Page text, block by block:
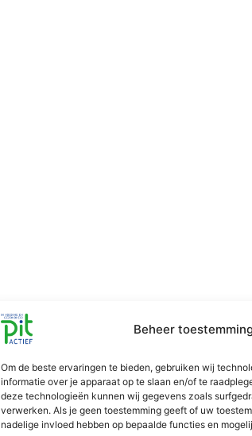
Beheer
Om de beste ervaringen te bieden, gebruiken wij
informatie over je apparaat op te slaan en/of te
deze technologieën kunnen wij gegevens zoals
verwerken. Als je geen toestemming geeft of uw
nadelige invloed hebben op bepaalde functies en